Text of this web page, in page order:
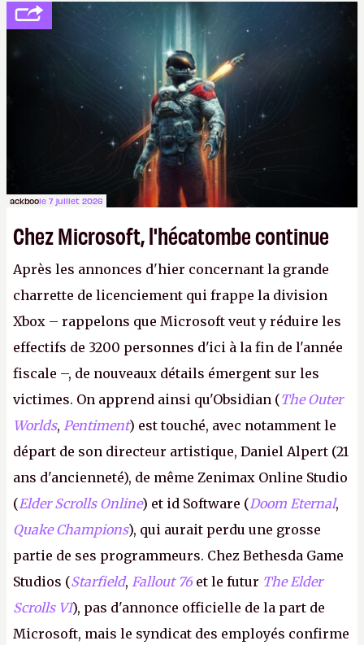
ackboole 7 juillet 2026
Chez Microsoft, l'hécatombe continue
Après les annonces d'hier concernant la grande
charrette de licenciement qui frappe la division
Xbox – rappelons que Microsoft veut y réduire les
effectifs de 3200 personnes d'ici à la fin de l'année
fiscale –, de nouveaux détails émergent sur les
victimes. On apprend ainsi qu'Obsidian (The Outer
Worlds, Pentiment) est touché, avec notamment le
départ de son directeur artistique, Daniel Alpert (21
ans d'ancienneté), de même Zenimax Online Studio
(Elder Scrolls Online) et id Software (Doom Eternal,
Quake Champions), qui aurait perdu une grosse
partie de ses programmeurs. Chez Bethesda Game
Studios (Starfield, Fallout 76 et le futur The Elder
Scrolls VI), pas d'annonce officielle de la part de
Microsoft, mais le syndicat des employés confirme